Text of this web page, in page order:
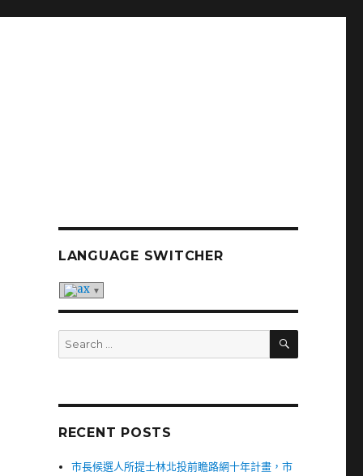
LANGUAGE SWITCHER
Search
for:
SEARCH
RECENT POSTS
市長候選人所提士林北投前瞻路網十年計畫，市